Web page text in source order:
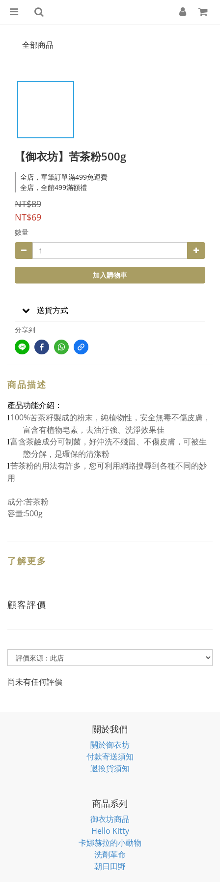
全部商品
【御衣坊】苦茶粉500g
全店，單筆訂單滿499免運費
全店，全館499滿額禮
NT$89
NT$69
數量
加入購物車
送貨方式
分享到
商品描述
產品功能介紹 ：
l 100%苦茶籽製成的粉末，純植物性，安全無毒不傷皮膚，
富含有植物皂素，去油汙強、洗淨效果佳
l富含茶鹼成分可制菌，好沖洗不殘留、不傷皮膚，可被生
態分解，是環保的清潔粉
l苦茶粉的用法有許多，您可利用網路搜尋到各種不同的妙
用
成分:苦茶粉
容量:500g
了解更多
顧客評價
尚未有任何評價
關於我們
關於御衣坊
付款寄送須知
退換貨須知
商品系列
御衣坊商品
Hello Kitty
卡娜赫拉的小動物
洗劑革命
朝日田野